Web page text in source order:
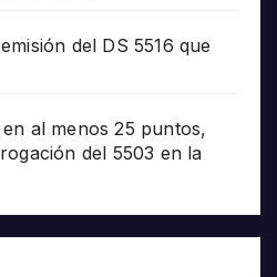
del DS 5516 que
al menos 25 puntos,
del 5503 en la